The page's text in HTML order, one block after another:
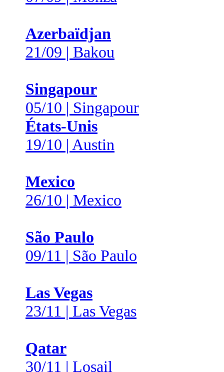
Azerbaïdjan
21/09 | Bakou
Singapour
05/10 | Singapour
États-Unis
19/10 | Austin
Mexico
26/10 | Mexico
São Paulo
09/11 | São Paulo
Las Vegas
23/11 | Las Vegas
Qatar
30/11 | Losail